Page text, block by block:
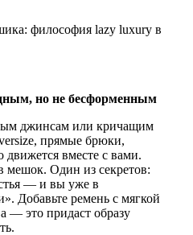
но не бесформенным
джинсам или кричащим
прямые брюки,
движется вместе с вами.
мешок. Один из секретов:
— и вы уже в
Добавьте ремень с мягкой
— это придаст образу